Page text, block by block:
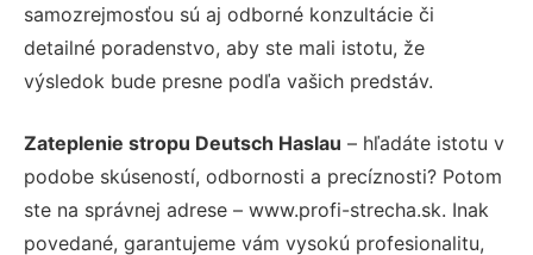
samozrejmosťou sú aj odborné konzultácie či
detailné poradenstvo, aby ste mali istotu, že
výsledok bude presne podľa vašich predstáv.
Zateplenie stropu Deutsch Haslau – hľadáte istotu v
podobe skúseností, odbornosti a precíznosti? Potom
ste na správnej adrese – www.profi-strecha.sk. Inak
povedané, garantujeme vám vysokú profesionalitu,